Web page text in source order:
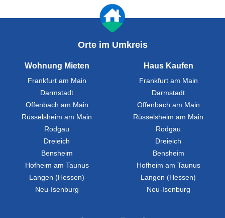
Orte im Umkreis
Wohnung Mieten
Frankfurt am Main
Darmstadt
Offenbach am Main
Rüsselsheim am Main
Rodgau
Dreieich
Bensheim
Hofheim am Taunus
Langen (Hessen)
Neu-Isenburg
Haus Kaufen
Frankfurt am Main
Darmstadt
Offenbach am Main
Rüsselsheim am Main
Rodgau
Dreieich
Bensheim
Hofheim am Taunus
Langen (Hessen)
Neu-Isenburg